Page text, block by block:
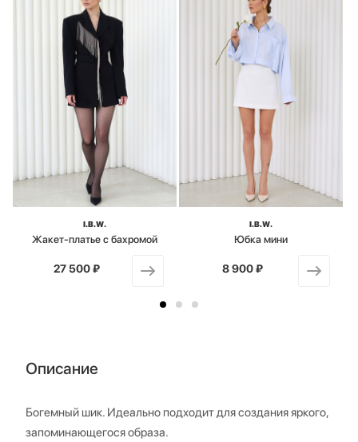
I.B.W.
Жакет-платье с бахромой
от
27 500 ₽
I.B.W.
Юбка мини
от
8 900 ₽
Описание
Богемный шик. Идеально подходит для создания яркого,
запоминающегося образа.